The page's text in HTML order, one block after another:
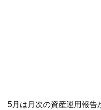
5月は月次の資産運用報告